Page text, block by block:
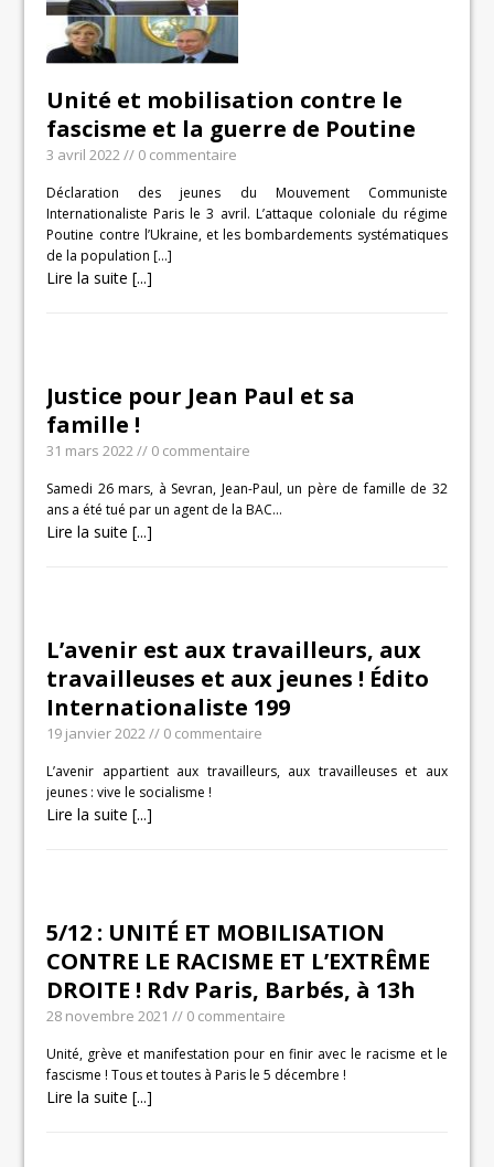
Unité et mobilisation contre le
fascisme et la guerre de Poutine
3 avril 2022// 0 commentaire
Déclaration des jeunes du Mouvement Communiste
Internationaliste Paris le 3 avril. L’attaque coloniale du régime
Poutine contre l’Ukraine, et les bombardements systématiques
de la population[…]
Lire la suite [...]
Justice pour Jean Paul et sa
famille !
31 mars 2022// 0 commentaire
Samedi 26 mars, à Sevran, Jean-Paul, un père de famille de 32
ans a été tué par un agent de la BAC…
Lire la suite [...]
L’avenir est aux travailleurs, aux
travailleuses et aux jeunes ! Édito
Internationaliste 199
19 janvier 2022// 0 commentaire
L’avenir appartient aux travailleurs, aux travailleuses et aux
jeunes : vive le socialisme !
Lire la suite [...]
5/12 : UNITÉ ET MOBILISATION
CONTRE LE RACISME ET L’EXTRÊME
DROITE ! Rdv Paris, Barbés, à 13h
28 novembre 2021 // 0 commentaire
Unité, grève et manifestation pour en finir avec le racisme et le
fascisme ! Tous et toutes à Paris le 5 décembre !
Lire la suite [...]